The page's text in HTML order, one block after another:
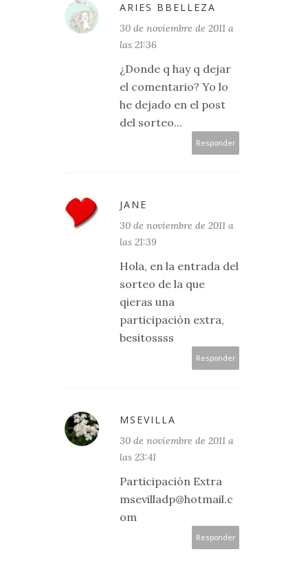
ARIES BBELLEZA
30 de noviembre de 2011 a
las 21:36
¿Donde q hay q dejar
el comentario? Yo lo
he dejado en el post
del sorteo...
Responder
JANE
30 de noviembre de 2011 a
las 21:39
Hola, en la entrada del
sorteo de la que
qieras una
participación extra,
besitossss
Responder
MSEVILLA
30 de noviembre de 2011 a
las 23:41
Participación Extra
msevilladp@hotmail.c
om
Responder